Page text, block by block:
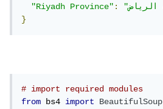
"Riyadh Province":
}
# import required modules
from bs4 import
BeautifulSoup